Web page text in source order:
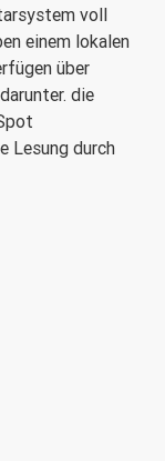
voll
einem lokalen
über
die
Lesung durch